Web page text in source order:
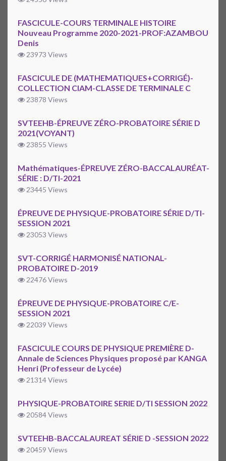
FASCICULE-COURS TERMINALE HISTOIRE
Nouveau Programme 2020-2021-PROF:AZAMBOU
Denis
23973 Views
FASCICULE DE (MATHEMATIQUES+CORRIGÉ)-
COLLECTION CIAM-CLASSE DE TERMINALE C
23878 Views
SVTEEHB-ÉPREUVE ZÉRO-PROBATOIRE SÉRIE D
2021(VOYANT)
23855 Views
Mathématiques-ÉPREUVE ZÉRO-BACCALAURÉAT-
SÉRIE : D/TI-2021
23445 Views
ÉPREUVE DE PHYSIQUE-PROBATOIRE SÉRIE D/TI-
SESSION 2021
23053 Views
SVT-CORRIGÉ HARMONISÉ NATIONAL-
PROBATOIRE D-2019
22476 Views
ÉPREUVE DE PHYSIQUE-PROBATOIRE C/E-
SESSION 2021
22039 Views
FASCICULE COURS DE PHYSIQUE PREMIÈRE D-
Annale de Sciences Physiques proposé par KANGA
Henri (Professeur de Lycée)
21314 Views
PHYSIQUE-PROBATOIRE SERIE D/TI SESSION 2022
20584 Views
SVTEEHB-BACCALAUREAT SÉRIE D -SESSION 2022
20459 Views